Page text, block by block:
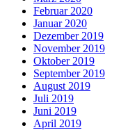
Februar 2020
Januar 2020
Dezember 2019
November 2019
Oktober 2019
September 2019
August 2019
Juli 2019
Juni 2019
April 2019